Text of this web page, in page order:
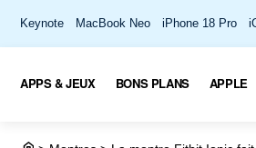
Keynote MacBook Neo iPhone 18 Pro
APPS & JEUX BONS PLANS APPLE